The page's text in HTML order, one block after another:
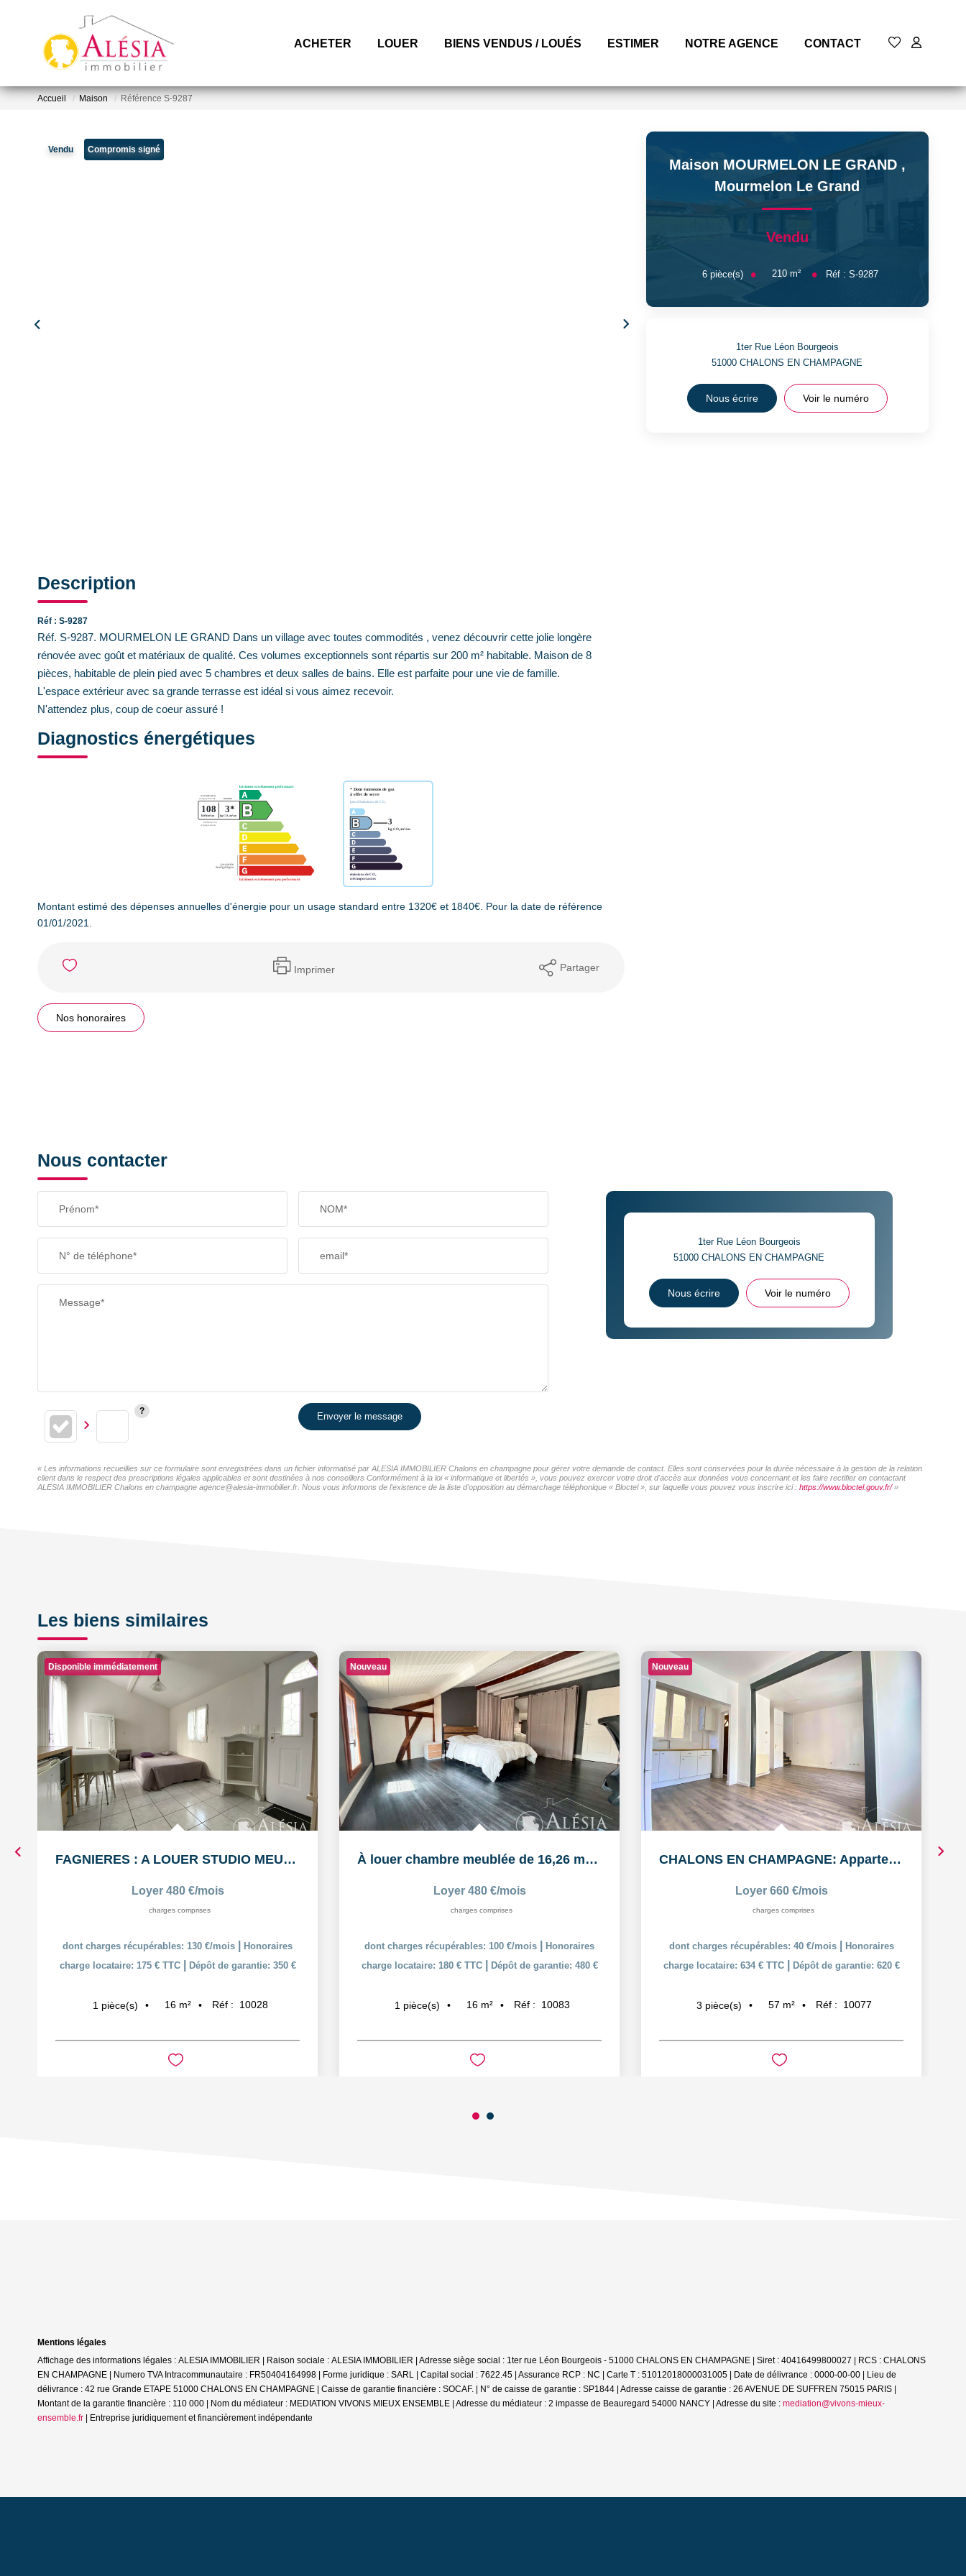
ACHETER LOUER BIENS VENDUS / LOUÉS ESTIMER NOTRE AGENCE CONTACT
Accueil Maison Référence S-9287
Vendu Compromis signé
Description
Réf : S-9287
Réf. S-9287. MOURMELON LE GRAND Dans un village avec toutes commodités , venez découvrir cette jolie longère
rénovée avec goût et matériaux de qualité. Ces volumes exceptionnels sont répartis sur 200 m² habitable. Maison de 8
pièces, habitable de plein pied avec 5 chambres et deux salles de bains. Elle est parfaite pour une vie de famille.
L'espace extérieur avec sa grande terrasse est idéal si vous aimez recevoir.
N'attendez plus, coup de coeur assuré !
Diagnostics énergétiques
Montant estimé des dépenses annuelles d'énergie pour un usage standard entre 1320€ et 1840€. Pour la date de référence
01/01/2021.
Imprimer Partager
Nos honoraires
Maison MOURMELON LE GRAND ,
Mourmelon Le Grand
Vendu
6 pièce(s) 210 m² Réf : S-9287
1ter Rue Léon Bourgeois
51000CHALONS EN CHAMPAGNE
Nous écrire Voir le numéro
Nous contacter
Prénom* NOM*
N° de téléphone* email*
Message*
Envoyer le message
1ter Rue Léon Bourgeois
51000CHALONS EN CHAMPAGNE
Nous écrire Voir le numéro
« Les informations recueillies sur ce formulaire sont enregistrées dans un fichier informatisé par ALESIA IMMOBILIER Chalons en champagne pour gérer votre demande de contact. Elles sont conservées pour la durée nécessaire à la gestion de la relation
client dans le respect des prescriptions légales applicables et sont destinées à nos conseillers Conformément à la loi « informatique et libertés », vous pouvez exercer votre droit d'accès aux données vous concernant et les faire rectifier en contactant
ALESIA IMMOBILIER Chalons en champagne agence@alesia-immobilier.fr. Nous vous informons de l'existence de la liste d'opposition au démarchage téléphonique « Bloctel », sur laquelle vous pouvez vous inscrire ici : https://www.bloctel.gouv.fr/»
Les biens similaires
Disponible immédiatement
FAGNIERES : A LOUER STUDIO MEUBLÉ
Loyer 480 €/mois
charges comprises
dont charges récupérables: 130 €/mois
Honoraires
charge locataire: 175 € TTC
Dépôt de garantie: 350 €
1 pièce(s) 16 m² Réf : 10028
Nouveau
À louer chambre meublée de 16,26 m² dans un logement...
Loyer 480 €/mois
charges comprises
dont charges récupérables: 100 €/mois
Honoraires
charge locataire: 180 € TTC
Dépôt de garantie: 480 €
1 pièce(s) 16 m² Réf : 10083
Nouveau
CHALONS EN CHAMPAGNE: Appartement T3 en duplex
Loyer 660 €/mois
charges comprises
dont charges récupérables: 40 €/mois
Honoraires
charge locataire: 634 € TTC
Dépôt de garantie: 620 €
3 pièce(s) 57 m² Réf : 10077
Mentions légales
Affichage des informations légales : ALESIA IMMOBILIER | Raison sociale : ALESIA IMMOBILIER | Adresse siège social : 1ter rue Léon Bourgeois - 51000 CHALONS EN CHAMPAGNE | Siret : 40416499800027 | RCS : CHALONS
EN CHAMPAGNE | Numero TVA Intracommunautaire : FR50404164998 | Forme juridique : SARL | Capital social : 7622.45 | Assurance RCP : NC | Carte T : 51012018000031005 | Date de délivrance : 0000-00-00 | Lieu de
délivrance : 42 rue Grande ETAPE 51000 CHALONS EN CHAMPAGNE | Caisse de garantie financière : SOCAF. | N° de caisse de garantie : SP1844 | Adresse caisse de garantie : 26 AVENUE DE SUFFREN 75015 PARIS |
Montant de la garantie financière : 110 000 | Nom du médiateur : MEDIATION VIVONS MIEUX ENSEMBLE | Adresse du médiateur : 2 impasse de Beauregard 54000 NANCY | Adresse du site : mediation@vivons-mieux-
ensemble.fr
Entreprise juridiquement et financièrement indépendante